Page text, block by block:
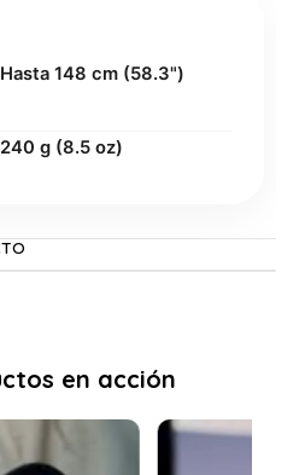
Hasta 148 cm (58.3")
240 g (8.5 oz)